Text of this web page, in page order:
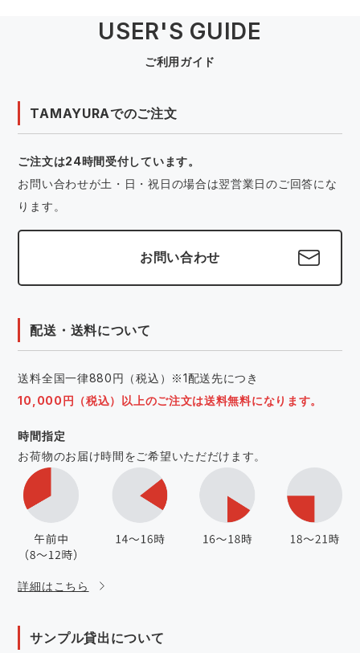
USER'S GUIDE
ご利用ガイド
TAMAYURAでのご注文
ご注文は24時間受付しています。
お問い合わせが土・日・祝日の場合は翌営業日のご回答にな
ります。
お問い合わせ
配送・送料について
送料全国一律880円（税込）※1配送先につき
10,000円（税込）以上のご注文は送料無料になります。
時間指定
お荷物のお届け時間をご希望いただだけます。
詳細はこちら
サンプル貸出について